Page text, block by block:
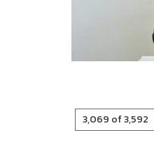
3,069 of 3,592